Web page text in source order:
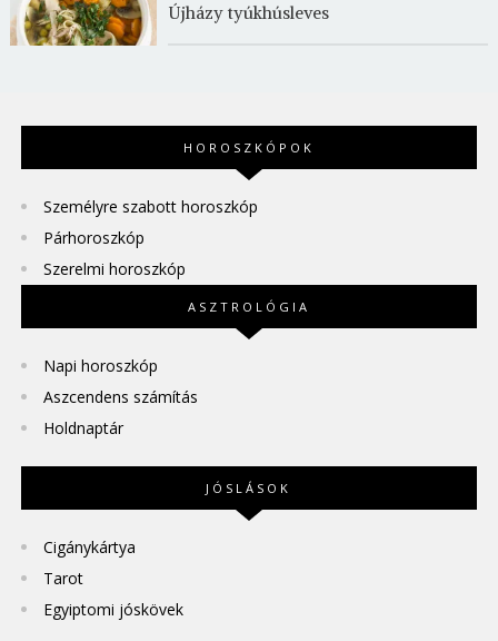
Újházy tyúkhúsleves
HOROSZKÓPOK
Személyre szabott horoszkóp
Párhoroszkóp
Szerelmi horoszkóp
ASZTROLÓGIA
Napi horoszkóp
Aszcendens számítás
Holdnaptár
JÓSLÁSOK
Cigánykártya
Tarot
Egyiptomi jóskövek